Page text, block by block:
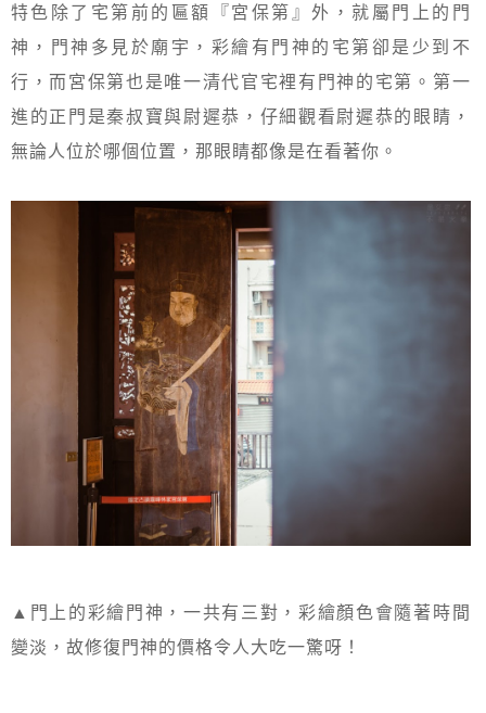
特色除了宅第前的匾額『宮保第』外，就屬門上的門
神，門神多見於廟宇，彩繪有門神的宅第卻是少到不
行，而宮保第也是唯一清代官宅裡有門神的宅第。第一
進的正門是秦叔寶與尉遲恭，仔細觀看尉遲恭的眼睛，
無論人位於哪個位置，那眼睛都像是在看著你。
▲門上的彩繪門神，一共有三對，彩繪顏色會隨著時間
變淡，故修復門神的價格令人大吃一驚呀！